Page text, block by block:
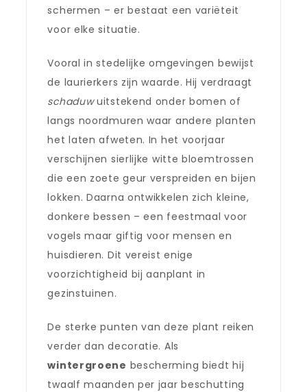
schermen – er bestaat een variëteit
voor elke situatie.
Vooral in stedelijke omgevingen bewijst
de laurierkers zijn waarde. Hij verdraagt
schaduwuitstekend onder bomen of
langs noordmuren waar andere planten
het laten afweten. In het voorjaar
verschijnen sierlijke witte bloemtrossen
die een zoete geur verspreiden en bijen
lokken. Daarna ontwikkelen zich kleine,
donkere bessen – een feestmaal voor
vogels maar giftig voor mensen en
huisdieren. Dit vereist enige
voorzichtigheid bij aanplant in
gezinstuinen.
De sterke punten van deze plant reiken
verder dan decoratie. Als
wintergroene bescherming biedt hij
twaalf maanden per jaar beschutting